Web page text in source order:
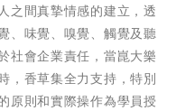
之間真摯情感的建立，透
、味覺、嗅覺、觸覺及聽
社會企業責任，當崑大樂
，香草集全力支持，特別
原則和實際操作為學員授